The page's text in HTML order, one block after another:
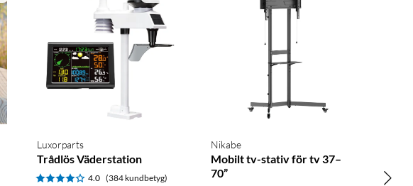
Luxorparts
Trådlös Väderstation
4.0 (384 kundbetyg)
Nikabe
Mobilt tv-stativ för tv 37–
70”